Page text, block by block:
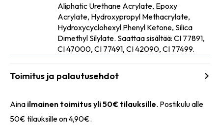
Aliphatic Urethane Acrylate, Epoxy
Acrylate, Hydroxypropyl Methacrylate,
Hydroxycyclohexyl Phenyl Ketone, Silica
Dimethyl Silylate. Saattaa sisältää: CI 77891,
CI 47000, CI 77491, CI 42090, CI 77499.
Toimitus ja palautusehdot
Aina ilmainen toimitus yli 50€ tilauksille. Postikulu alle
50€ tilauksille on 4,90€.